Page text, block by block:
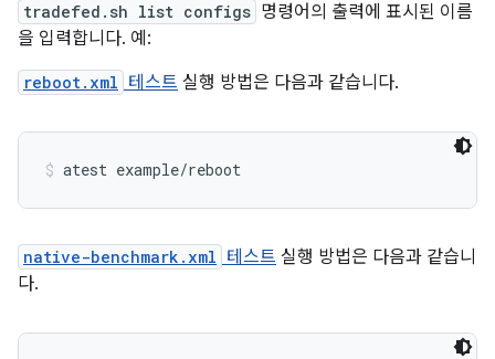
tradefed.sh list configs 명령어의 출력에 표시된 이름
을 입력합니다. 예:
reboot.xml 테스트 실행 방법은 다음과 같습니다.
atest example/reboot
native-benchmark.xml 테스트 실행 방법은 다음과 같습니
다.